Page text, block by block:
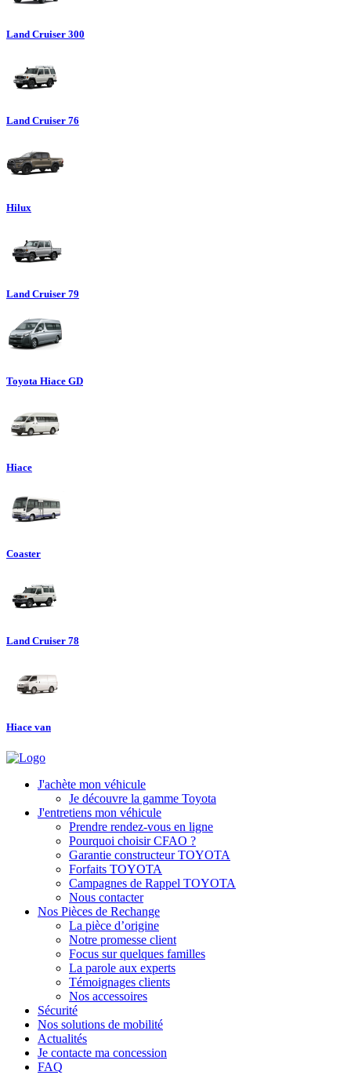
Land Cruiser 300
Land Cruiser 76
Hilux
Land Cruiser 79
Toyota Hiace GD
Hiace
Coaster
Land Cruiser 78
Hiace van
J'achète mon véhicule
Je découvre la gamme Toyota
J'entretiens mon véhicule
Prendre rendez-vous en ligne
Pourquoi choisir CFAO ?
Garantie constructeur TOYOTA
Forfaits TOYOTA
Campagnes de Rappel TOYOTA
Nous contacter
Nos Pièces de Rechange
La pièce d’origine
Notre promesse client
Focus sur quelques familles
La parole aux experts
Témoignages clients
Nos accessoires
Sécurité
Nos solutions de mobilité
Actualités
Je contacte ma concession
FAQ